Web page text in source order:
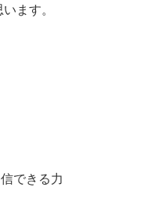
ます。
できる力